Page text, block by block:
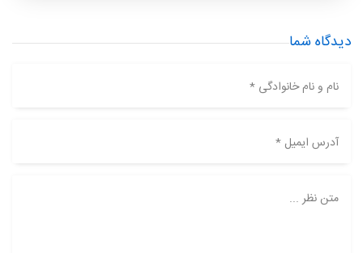
دیدگاه شما
نام و نام خانوادگی *
آدرس ایمیل *
متن نظر ...